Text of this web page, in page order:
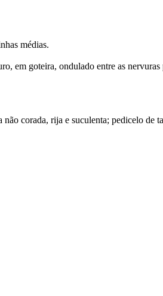
médias.
em goteira, ondulado entre as
corada, rija e suculenta; pedicelo de